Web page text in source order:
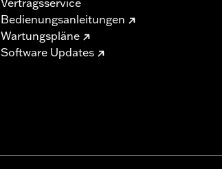
Bedienungsanleitungen
Wartungspläne
Software Updates